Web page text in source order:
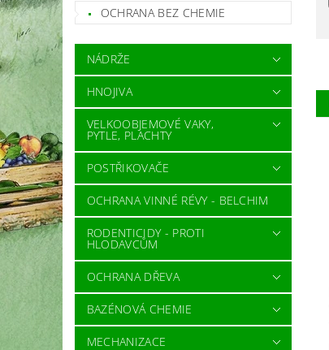
OCHRANA BEZ CHEMIE
NÁDRŽE
HNOJIVA
VELKOOBJEMOVÉ VAKY,
PYTLE, PLACHTY
POSTŘIKOVAČE
OCHRANA VINNÉ RÉVY - BELCHIM
RODENTICIDY - PROTI
HLODAVCŮM
OCHRANA DŘEVA
BAZÉNOVÁ CHEMIE
MECHANIZACE